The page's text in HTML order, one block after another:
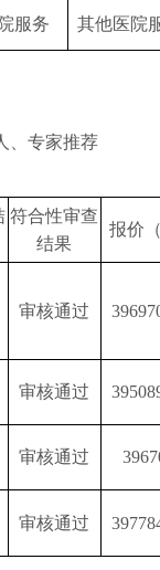
服务 其他医院
、专家推荐
符合性审查
结果
报价
审核通过
审核通过
审核通过
审核通过